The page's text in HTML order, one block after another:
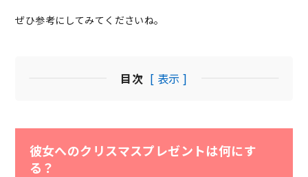
ぜひ参考にしてみてくださいね。
目次 [ 表示 ]
彼女へのクリスマスプレゼントは何にす
る？